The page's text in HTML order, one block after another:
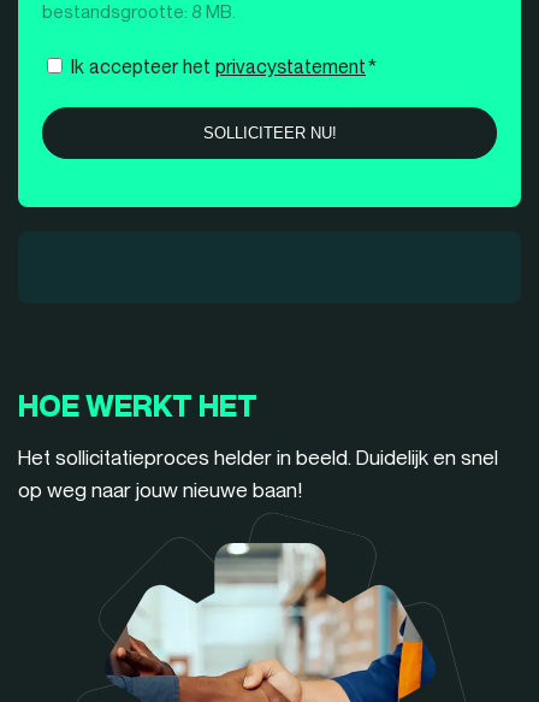
bestandsgrootte: 8 MB.
Instemming
Ik accepteer het privacystatement*
HOE WERKT HET
Het sollicitatieproces helder in beeld. Duidelijk en snel
op weg naar jouw nieuwe baan!